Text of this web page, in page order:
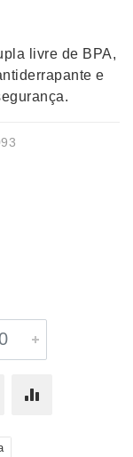
livre de BPA,
e